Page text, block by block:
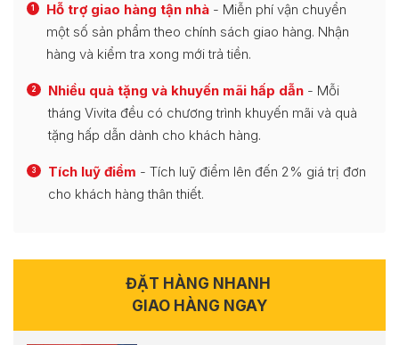
1 Hỗ trợ giao hàng tận nhà - Miễn phí vận chuyển
một số sản phẩm theo chính sách giao hàng. Nhận
hàng và kiểm tra xong mới trả tiền.
2 Nhiều quà tặng và khuyến mãi hấp dẫn - Mỗi
tháng Vivita đều có chương trình khuyến mãi và quà
tặng hấp dẫn dành cho khách hàng.
3 Tích luỹ điểm - Tích luỹ điểm lên đến 2% giá trị đơn
cho khách hàng thân thiết.
ĐẶT HÀNG NHANH
GIAO HÀNG NGAY